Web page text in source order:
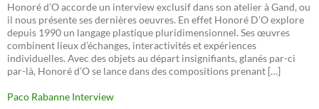
Honoré d’O accorde un interview exclusif dans son atelier à Gand, ou
il nous présente ses dernières oeuvres. En effet Honoré D’O explore
depuis 1990 un langage plastique pluridimensionnel. Ses œuvres
combinent lieux d’échanges, interactivités et expériences
individuelles. Avec des objets au départ insignifiants, glanés par-ci
par-là, Honoré d’O se lance dans des compositions prenant […]
Paco Rabanne Interview